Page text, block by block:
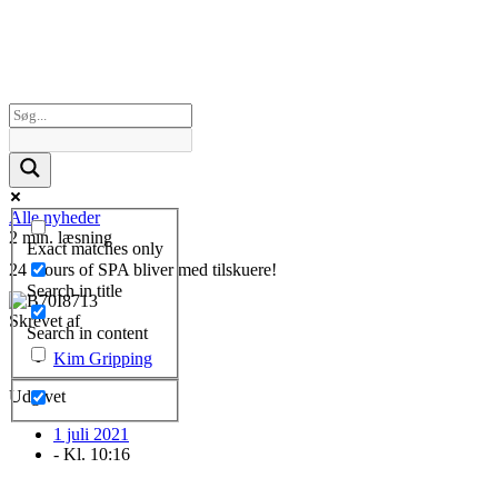
Exact matches only
Search in title
Search in content
Alle nyheder
2 min. læsning
24 Hours of SPA bliver med tilskuere!
Skrevet af
Kim Gripping
Udgivet
1 juli 2021
- Kl. 10:16